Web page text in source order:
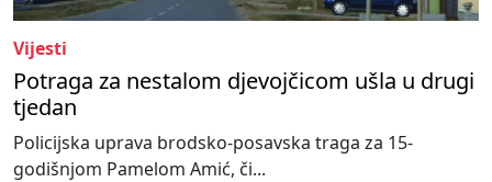
Vijesti
Potraga za nestalom djevojčicom ušla u drugi
tjedan
Policijska uprava brodsko-posavska traga za 15-
godišnjom Pamelom Amić, či...